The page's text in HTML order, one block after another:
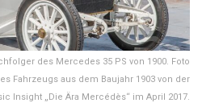
des Mercedes 35 PS von 1900. Foto
Fahrzeugs aus dem Baujahr 1903 von der
Insight „Die Ära Mercédès“ im April 2017.